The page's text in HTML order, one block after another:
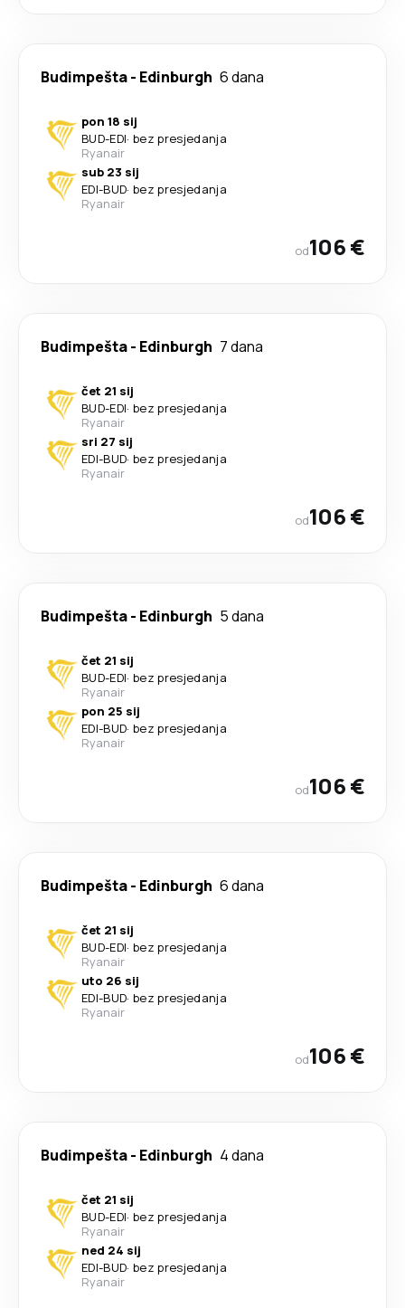
Budimpešta- Edinburgh 6 dana
pon 18 sij
BUD-EDI· bez presjedanja
Ryanair
sub 23 sij
EDI-BUD· bez presjedanja
Ryanair
od106 €
Budimpešta- Edinburgh 7 dana
čet 21 sij
BUD-EDI· bez presjedanja
Ryanair
sri 27 sij
EDI-BUD· bez presjedanja
Ryanair
od106 €
Budimpešta- Edinburgh 5 dana
čet 21 sij
BUD-EDI· bez presjedanja
Ryanair
pon 25 sij
EDI-BUD· bez presjedanja
Ryanair
od106 €
Budimpešta- Edinburgh 6 dana
čet 21 sij
BUD-EDI· bez presjedanja
Ryanair
uto 26 sij
EDI-BUD· bez presjedanja
Ryanair
od106 €
Budimpešta- Edinburgh 4 dana
čet 21 sij
BUD-EDI· bez presjedanja
Ryanair
ned 24 sij
EDI-BUD· bez presjedanja
Ryanair